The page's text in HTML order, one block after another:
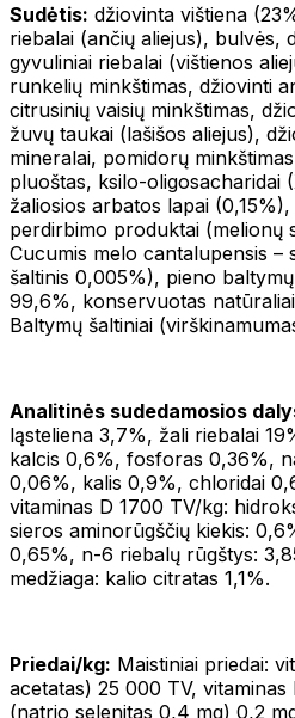
Sudėtis: džiovinta vištiena
riebalai (ančių aliejus), bulvės,
gyvuliniai riebalai (vištienos
runkelių minkštimas, džiovinti
citrusinių vaisių minkštimas,
žuvų taukai (lašišos aliejus),
mineralai, pomidorų
pluoštas, ksilo-oligosacharidai
žaliosios arbatos lapai
perdirbimo produktai (melionų
Cucumis melo cantalupensis –
šaltinis 0,005%), pieno
99,6%, konservuotas
Baltymų šaltiniai
Analitinės sudedamosios
ląsteliena 3,7%, žali riebalai
kalcis 0,6%, fosforas 0,36%,
0,06%, kalis 0,9%, chloridai
vitaminas D 1700 TV/kg:
sieros aminorūgščių kiekis:
0,65%, n-6 riebalų rūgštys:
medžiaga: kalio citratas 1,1%.
Priedai/kg: Maistiniai priedai:
acetatas) 25 000 TV, vitaminas
(natrio selenitas 0,4 mg) 0,2